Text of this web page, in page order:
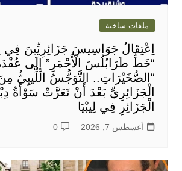
ملفات ساخنة
اِعْتِقَالُ جَوَاسِيسَ جَزَائِرِيِّينَ فِي
“خَطِّ طَرَابُلُسَ الْأَحْمَرِ” إِلَى
“الصُّخَيْرَاتِ.. التَّوَجُّسُ اللِّيبِيُّ مِنَ
الْجَزَائِرِيِّ بَعْدَ أَنْ تَعَرَّتْ سَوْأَةُ
الْجَزَائِرِ فِي لِيبْيَا
أغسطس 7, 2026 0